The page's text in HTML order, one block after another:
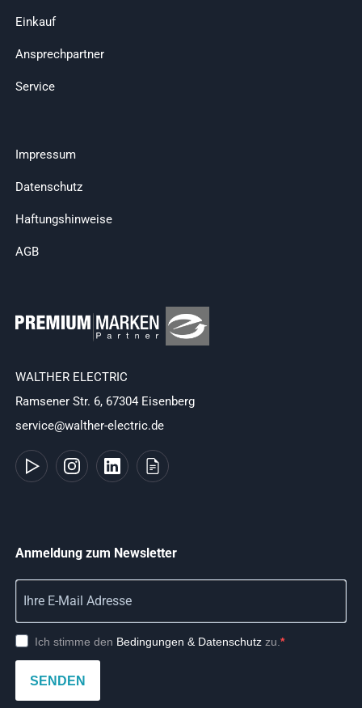
Einkauf
Ansprechpartner
Service
Impressum
Datenschutz
Haftungshinweise
AGB
WALTHER ELECTRIC
Ramsener Str. 6, 67304 Eisenberg
service@walther-electric.de
Anmeldung zum Newsletter
Ich stimme den Bedingungen & Datenschutz zu.
SENDEN